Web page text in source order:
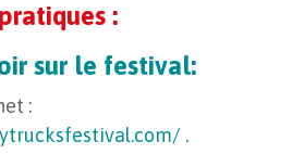
:
sur le festival:
:
.